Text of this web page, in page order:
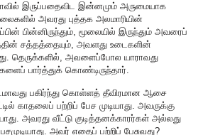
இருப்பதைவிட இன்னமும் அருமையாக
அவரது புத்தக அலமாரியின்
பின்னிருந்தும், மூலையில் இருந்தும் அவரைப்
சத்தத்தையும், அவளது உடைகளின்
தெருக்களில், அவளைப்போல யாராவது
பார்த்துக் கொண்டிருந்தார்.
பகிர்ந்து கொள்ளத் தீவிரமான ஆசை
காதலைப் பற்றிப் பேச முடியாது. அவருக்கு
அவரது வீட்டு குடித்தனக்காரர்கள் அல்லது
அவர் எதைப் பற்றிப் பேசுவது?